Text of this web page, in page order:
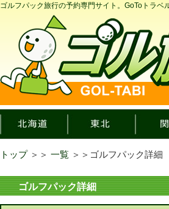
ゴルフパック旅行の予約専門サイト。GoToトラ
トップ ＞＞ 一覧 ＞＞ ゴルフパック詳細
ゴルフパック詳細